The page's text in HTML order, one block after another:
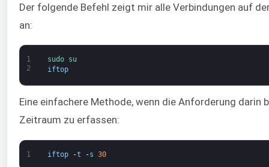
Der folgende Befehl zeigt mir alle Verbindungen auf
an:
1
2
sudo su
iftop
Eine einfachere Methode, wenn die Anforderung
Zeitraum zu erfassen:
1 iftop -t -s 30